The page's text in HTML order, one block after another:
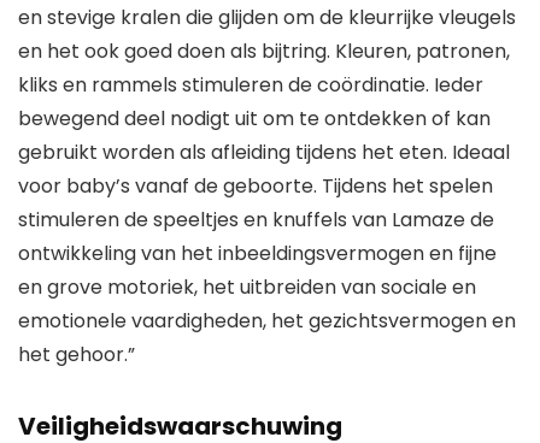
en stevige kralen die glijden om de kleurrijke vleugels
en het ook goed doen als bijtring. Kleuren, patronen,
kliks en rammels stimuleren de coördinatie. Ieder
bewegend deel nodigt uit om te ontdekken of kan
gebruikt worden als afleiding tijdens het eten. Ideaal
voor baby’s vanaf de geboorte. Tijdens het spelen
stimuleren de speeltjes en knuffels van Lamaze de
ontwikkeling van het inbeeldingsvermogen en fijne
en grove motoriek, het uitbreiden van sociale en
emotionele vaardigheden, het gezichtsvermogen en
het gehoor.”
Veiligheidswaarschuwing